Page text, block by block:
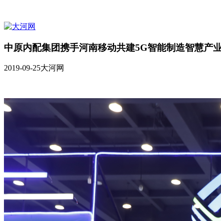
中原内配集团携手河南移动共建5G智能制造智慧产
2019-09-25大河网